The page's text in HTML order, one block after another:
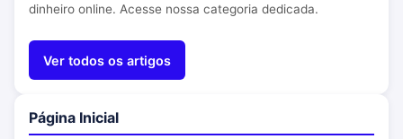
dinheiro online. Acesse nossa categoria dedicada.
Ver todos os artigos
Página Inicial